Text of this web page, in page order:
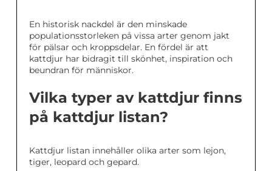
En historisk nackdel är den minskade
populationsstorleken på vissa arter genom jakt
för pälsar och kroppsdelar. En fördel är att
kattdjur har bidragit till skönhet, inspiration och
beundran för människor.
Vilka typer av kattdjur finns
på kattdjur listan?
Kattdjur listan innehåller olika arter som lejon,
tiger, leopard och gepard.